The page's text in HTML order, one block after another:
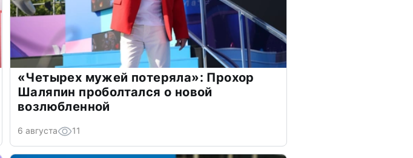
«Четырех мужей потеряла»: Прохор
Шаляпин проболтался о новой
возлюбленной
6 августа 11